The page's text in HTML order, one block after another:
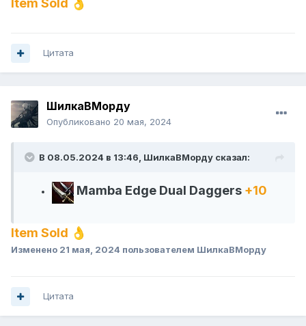
Item Sold 👌
Цитата
ШилкаВМорду
Опубликовано 20 мая, 2024
В 08.05.2024 в 13:46, ШилкаВМорду сказал:
Mamba Edge Dual Daggers +10
Item Sold 👌
Изменено 21 мая, 2024 пользователем ШилкаВМорду
Цитата